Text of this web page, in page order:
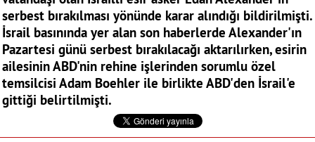
serbest bırakılması yönünde karar alındığı bildirilmişti.
İsrail basınında yer alan son haberlerde Alexander'ın
Pazartesi günü serbest bırakılacağı aktarılırken, esirin
ailesinin ABD'nin rehine işlerinden sorumlu özel
temsilcisi Adam Boehler ile birlikte ABD'den İsrail'e
gittiği belirtilmişti.